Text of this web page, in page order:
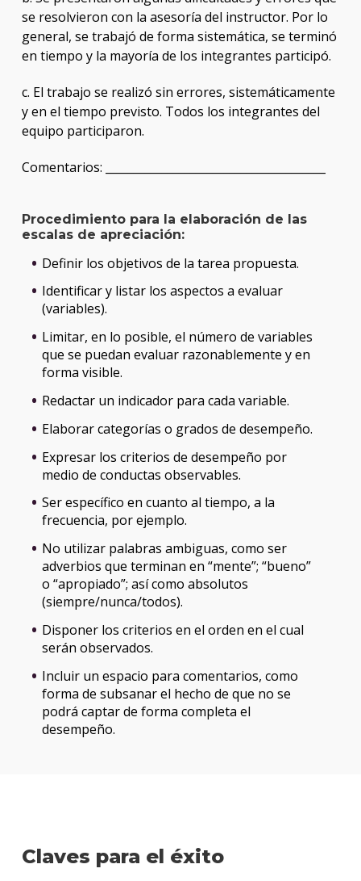
se resolvieron con la asesoría del instructor. Por lo
general, se trabajó de forma sistemática, se terminó
en tiempo y la mayoría de los integrantes participó.
c. El trabajo se realizó sin errores, sistemáticamente
y en el tiempo previsto. Todos los integrantes del
equipo participaron.
Comentarios: _______________________________________
Procedimiento para la elaboración de las
escalas de apreciación:
Definir los objetivos de la tarea propuesta.
Identificar y listar los aspectos a evaluar
(variables).
Limitar, en lo posible, el número de variables
que se puedan evaluar razonablemente y en
forma visible.
Redactar un indicador para cada variable.
Elaborar categorías o grados de desempeño.
Expresar los criterios de desempeño por
medio de conductas observables.
Ser específico en cuanto al tiempo, a la
frecuencia, por ejemplo.
No utilizar palabras ambiguas, como ser
adverbios que terminan en “mente”; “bueno”
o “apropiado”; así como absolutos
(siempre/nunca/todos).
Disponer los criterios en el orden en el cual
serán observados.
Incluir un espacio para comentarios, como
forma de subsanar el hecho de que no se
podrá captar de forma completa el
desempeño.
Claves para el éxito